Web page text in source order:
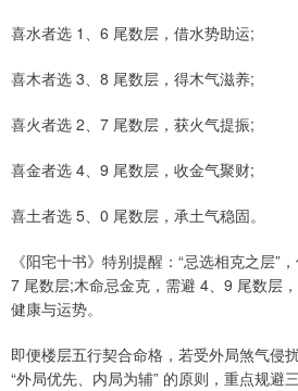
喜水者选 1、6 尾数层，借水势助运;
喜木者选 3、8 尾数层，得木气滋养;
喜火者选 2、7 尾数层，获火气提振;
喜金者选 4、9 尾数层，收金气聚财;
喜土者选 5、0 尾数层，承土气稳固。
《阳宅十书》特别提醒：“忌选相克之层”
7 尾数层;木命忌金克，需避 4、9 尾数层
健康与运势。
即便楼层五行契合命格，若受外局煞气侵
“外局优先、内局为辅” 的原则，重点规避